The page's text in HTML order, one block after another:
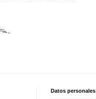
Datos personales